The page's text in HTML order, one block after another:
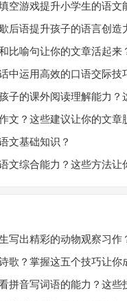
空游戏提升小学生的语文
后语提升孩子的语言创造
比喻句让你的文章活起来
中运用高效的口语交际技
子的课外阅读理解能力？
文？这些建议让你的文章
文基础知识？
文综合能力？这些方法让
写出精彩的动物观察习作
歌？掌握这五个技巧让你
拼音写词语的能力？这些